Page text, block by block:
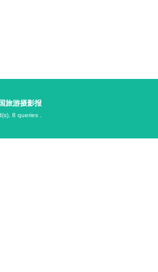
旅游摄影报
8 queries .